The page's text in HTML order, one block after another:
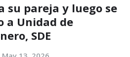
su pareja y luego se
a Unidad de
SDE